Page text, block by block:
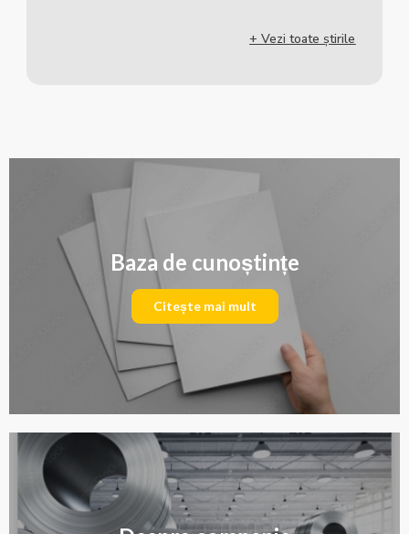
+ Vezi toate știrile
Baza de cunoștințe
Citește mai mult